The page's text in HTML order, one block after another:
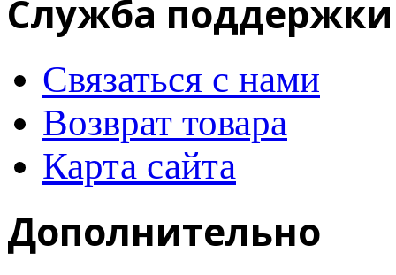
Служба поддержки
Связаться с нами
Возврат товара
Карта сайта
Дополнительно